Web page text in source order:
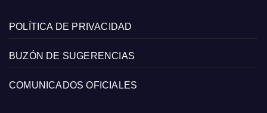
POLÍTICA DE PRIVACIDAD
BUZÓN DE SUGERENCIAS
COMUNICADOS OFICIALES